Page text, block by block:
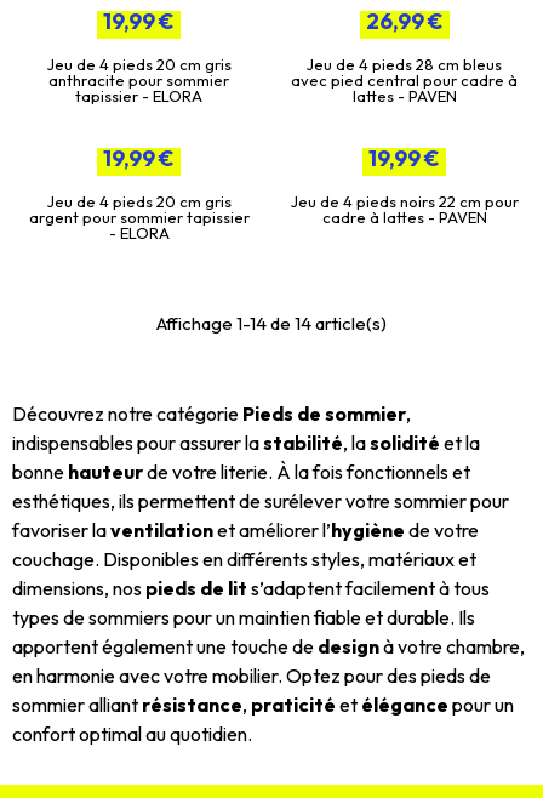
19,99 €
Jeu de 4 pieds 20 cm gris
anthracite pour sommier
tapissier - ELORA
26,99 €
Jeu de 4 pieds 28 cm bleus
avec pied central pour cadre à
lattes - PAVEN
19,99 €
Jeu de 4 pieds 20 cm gris
argent pour sommier tapissier
- ELORA
19,99 €
Jeu de 4 pieds noirs 22 cm pour
cadre à lattes - PAVEN
Affichage 1-14 de 14 article(s)
Découvrez notre catégorie Pieds de sommier,
indispensables pour assurer lastabilité, lasolidité et la
bonne hauteurde votre literie. À la fois fonctionnels et
esthétiques, ils permettent de surélever votre sommier pour
favoriser laventilationet améliorer l’hygiène de votre
couchage. Disponibles en différents styles, matériaux et
dimensions, nos pieds de lit s’adaptent facilement à tous
types de sommiers pour un maintien fiable et durable. Ils
apportent également une touche de designà votre chambre,
en harmonie avec votre mobilier. Optez pour des pieds de
sommier alliant résistance, praticité et élégance pour un
confort optimal au quotidien.